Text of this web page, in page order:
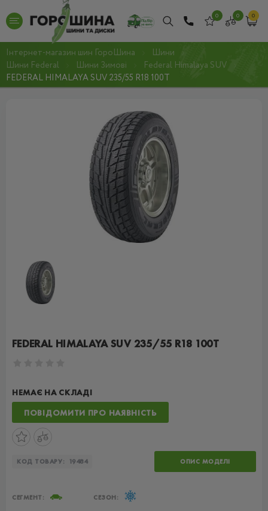
0 0 0
Інтернет-магазин шин ГороШина
Шини
Шини Federal
Шини Зимові
Federal Himalaya SUV
FEDERAL HIMALAYA SUV 235/55 R18 100T
FEDERAL HIMALAYA SUV 235/55 R18 100T
НЕМАЄ НА СКЛАДІ
ПОВІДОМИТИ ПРО НАЯВНІСТЬ
КОД ТОВАРУ: 19484 ОПИС МОДЕЛІ
СЕГМЕНТ: СЕЗОН: